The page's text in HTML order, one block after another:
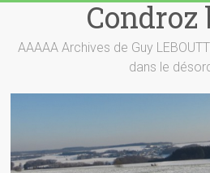
content
Condroz
AAAAA Archives de Guy
dans le